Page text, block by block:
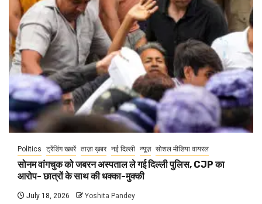
Politics ट्रेंडिंग खबरें ताज़ा ख़बर नई दिल्ली न्यूज़ सोशल मीडिया वायरल
सोनम वांगचुक को जबरन अस्पताल ले गई दिल्ली पुलिस, CJP का
आरोप- छात्रों के साथ की धक्का-मुक्की
July 18, 2026 Yoshita Pandey